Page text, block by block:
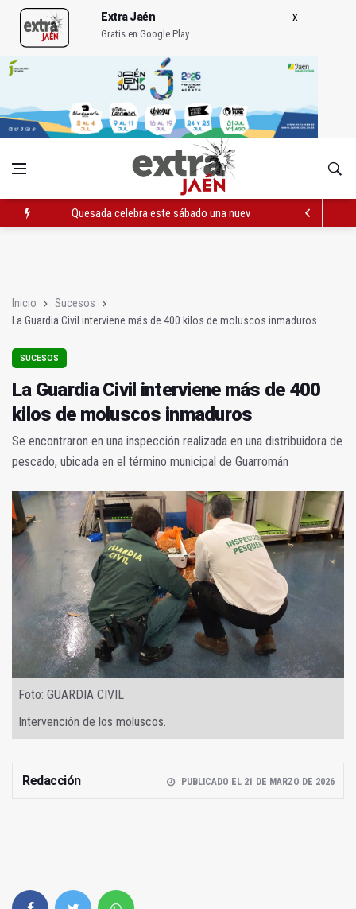
Extra Jaén
Gratis en Google Play
Quesada celebra este sábado una nueva jornada de Orgullo
Inicio
Sucesos
La Guardia Civil interviene más de 400 kilos de moluscos inmaduros
SUCESOS
La Guardia Civil interviene más de 400
kilos de moluscos inmaduros
Se encontraron en una inspección realizada en una distribuidora de
pescado, ubicada en el término municipal de Guarromán
Foto: GUARDIA CIVIL
Intervención de los moluscos.
Redacción PUBLICADO EL 21 DE MARZO DE 2026